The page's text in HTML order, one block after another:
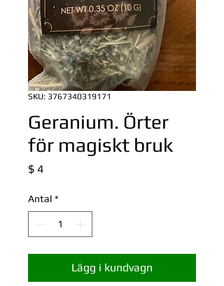
SKU: 3767340319171
Geranium. Örter
för magiskt bruk
$ 4Pris
Antal *
Lägg i kundvagn